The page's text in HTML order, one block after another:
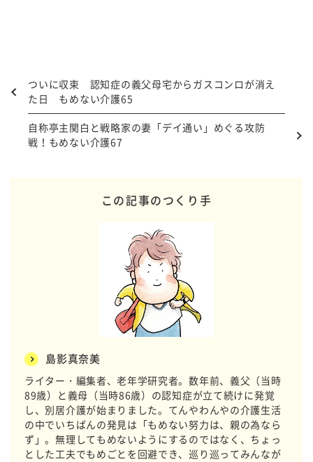
ついに収束 認知症の義父母宅からガスコンロが消え
た日 もめない介護65
自称亭主関白と戦略家の妻「デイ通い」めぐる攻防
戦！もめない介護67
この記事のつくり手
島影真奈美
ライター・編集者、老年学研究者。数年前、義父（当時
89歳）と義母（当時86歳）の認知症が立て続けに発覚
し、別居介護が始まりました。てんやわんやの介護生活
の中でいちばんの発見は「もめない努力は、親の為なら
ず」。無理してもめないようにするのではなく、ちょっ
とした工夫でもめごとを回避でき、巡り巡ってみんなが